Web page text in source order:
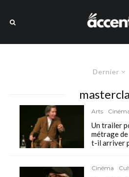
Dernier
Arts
Un trailer
métrage
t-il arriver
Cinéma